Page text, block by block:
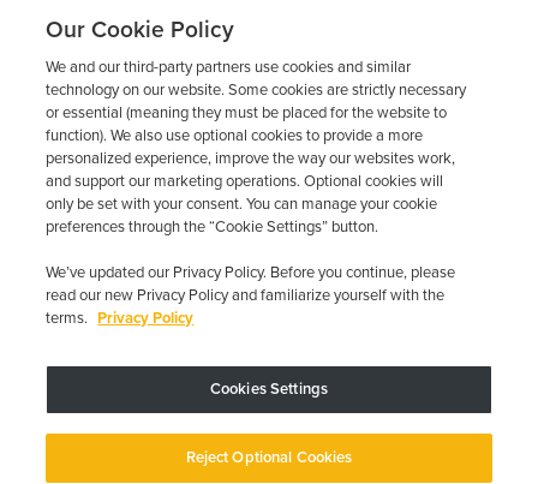
*
Correo
electrónico
*
El dispositivo puede variar según los requisitos estatales; se aplican
Copyright © 2026 · Low Cost Interlock. Todos los derechos reservados.
Política de privacidad Sus opciones de privacidad
Our Cookie Policy
We and our third-party partners use cookies and similar
technology on our website. Some cookies are strictly necessary
or essential (meaning they must be placed for the website to
function). We also use optional cookies to provide a more
personalized experience, improve the way our websites work,
and support our marketing operations. Optional cookies will
only be set with your consent. You can manage your cookie
preferences through the “Cookie Settings” button.
We’ve updated our Privacy Policy. Before you continue, please
read our new Privacy Policy and familiarize yourself with the
terms. Privacy Policy
Cookies Settings
Reject Optional Cookies